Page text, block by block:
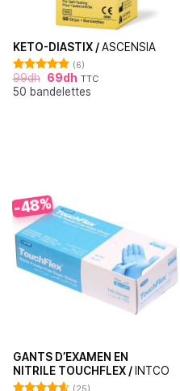
KETO-DIASTIX /ASCENSIA
Note5.00
sur 5
(6)
99dh 69dh TTC
50 bandelettes
-48%
GANTS D’EXAMEN EN
NITRILE TOUCHFLEX / INTCO
(25)